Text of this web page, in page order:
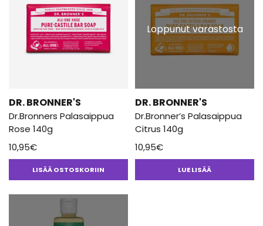
DR. BRONNER'S
Dr.Bronners Palasaippua
Rose 140g
10,95€
LISÄÄ OSTOSKORIIN
Loppunut varastosta
DR. BRONNER'S
Dr.Bronner’s Palasaippua
Citrus 140g
10,95€
LUE LISÄÄ